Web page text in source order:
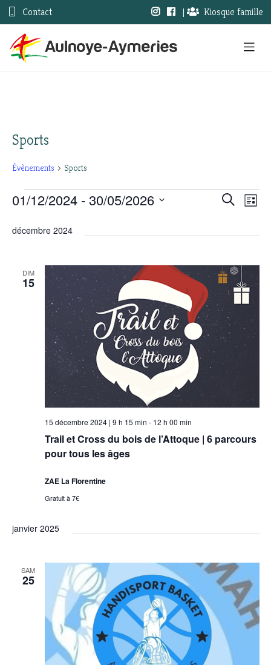
Contact | Kiosque famille
Sports
Évènements Sports
Évènements
de
vues
Recherche
Liste
01/12/2024 - 30/05/2026
une
décembre 2024
DIM
15
Trail et Cross du bois de l’Attoque | 6 parcours
pour tous les âges
15 décembre 2024 | 9 h 15 min - 12 h 00 min
ZAE La Florentine
Gratuit à 7€
janvier 2025
SAM
25